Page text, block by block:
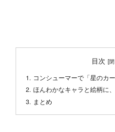
目次
コンシューマーで「星のカ
ほんわかなキャラと絵柄に
まとめ